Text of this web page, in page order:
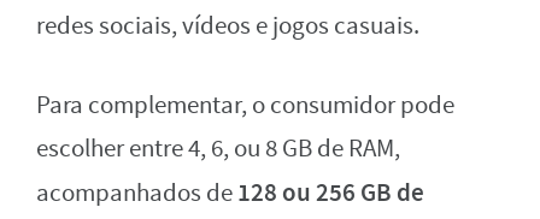
redes sociais, vídeos e jogos casuais.
Para complementar, o consumidor pode
escolher entre 4, 6, ou 8 GB de RAM,
acompanhados de128 ou 256 GB de